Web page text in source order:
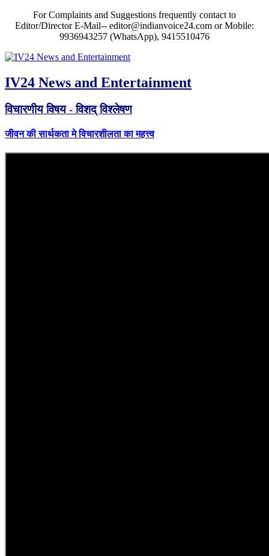
For Complaints and Suggestions frequently contact to
Editor/Director E-Mail-- editor@indianvoice24.com or Mobile:
9936943257 (WhatsApp), 9415510476
IV24 News and Entertainment
विचारणीय विषय - विशद् विश्लेषण
जीवन की सार्थकता मे विचारशीलता का महत्त्व